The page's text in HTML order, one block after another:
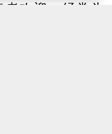
欢迎，经常为